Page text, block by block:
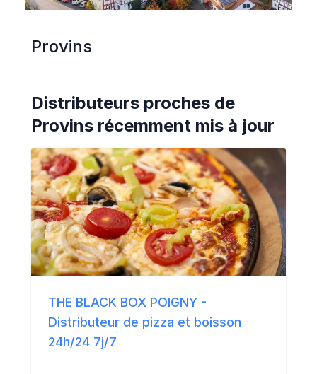
Provins
Distributeurs proches de
Provins récemment mis à jour
THE BLACK BOX POIGNY -
Distributeur de pizza et boisson
24h/24 7j/7